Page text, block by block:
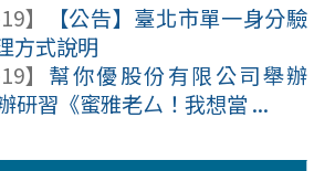
】
【公告】臺北市單一身分驗
方式說明
】 幫你優股份有限公司舉辦
研習《蜜雅老厶！我想當 ...